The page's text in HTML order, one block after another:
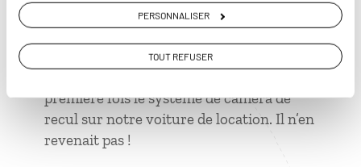
PERSONNALISER
TOUT REFUSER
1 grand moment de solitude
première fois le système de caméra de
recul sur notre voiture de location. Il n’en
revenait pas !